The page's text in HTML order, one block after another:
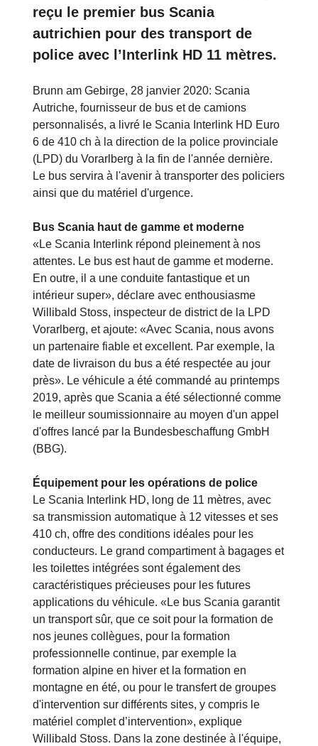
reçu le premier bus Scania
autrichien pour des transport de
police avec l’Interlink HD 11 mètres.
Brunn am Gebirge, 28 janvier 2020: Scania
Autriche, fournisseur de bus et de camions
personnalisés, a livré le Scania Interlink HD Euro
6 de 410 ch à la direction de la police provinciale
(LPD) du Vorarlberg à la fin de l'année dernière.
Le bus servira à l'avenir à transporter des policiers
ainsi que du matériel d'urgence.
Bus Scania haut de gamme et moderne
«Le Scania Interlink répond pleinement à nos
attentes. Le bus est haut de gamme et moderne.
En outre, il a une conduite fantastique et un
intérieur super», déclare avec enthousiasme
Willibald Stoss, inspecteur de district de la LPD
Vorarlberg, et ajoute: «Avec Scania, nous avons
un partenaire fiable et excellent. Par exemple, la
date de livraison du bus a été respectée au jour
près». Le véhicule a été commandé au printemps
2019, après que Scania a été sélectionné comme
le meilleur soumissionnaire au moyen d'un appel
d'offres lancé par la Bundesbeschaffung GmbH
(BBG).
Équipement pour les opérations de police
Le Scania Interlink HD, long de 11 mètres, avec
sa transmission automatique à 12 vitesses et ses
410 ch, offre des conditions idéales pour les
conducteurs. Le grand compartiment à bagages et
les toilettes intégrées sont également des
caractéristiques précieuses pour les futures
applications du véhicule. «Le bus Scania garantit
un transport sûr, que ce soit pour la formation de
nos jeunes collègues, pour la formation
professionnelle continue, par exemple la
formation alpine en hiver et la formation en
montagne en été, ou pour le transfert de groupes
d'intervention sur différents sites, y compris le
matériel complet d’intervention», explique
Willibald Stoss. Dans la zone destinée à l'équipe,